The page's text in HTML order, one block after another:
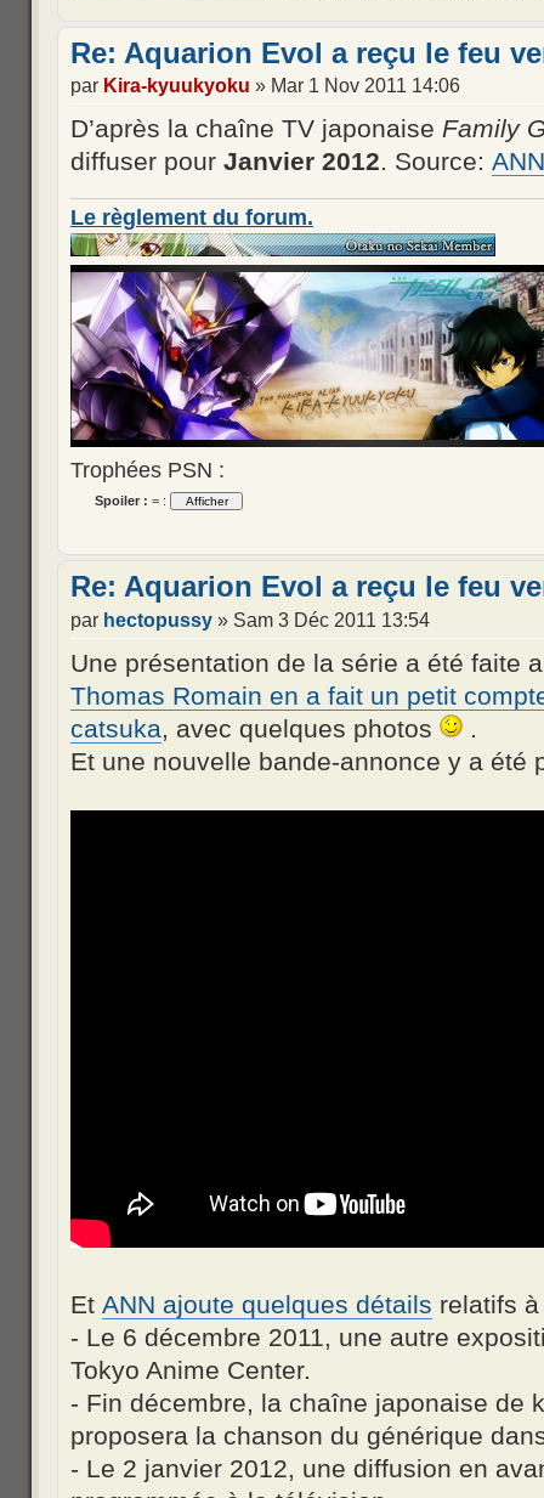
Re: Aquarion Evol a reçu le feu
par Kira-kyuukyoku » Mar 1 Nov 2011 14:06
D’après la chaîne TV japonaise Family
diffuser pour Janvier 2012. Source: ANN
Le règlement du forum.
Trophées PSN :
Spoiler : = :
Re: Aquarion Evol a reçu le feu
par hectopussy » Sam 3 Déc 2011 13:54
Une présentation de la série a été faite
Thomas Romain en a fait un petit
catsuka , avec quelques photos
Et une nouvelle bande-annonce y a été
Et ANN ajoute quelques détails relatifs
- Le 6 décembre 2011, une autre
Tokyo Anime Center.
- Fin décembre, la chaîne japonaise de
proposera la chanson du générique
- Le 2 janvier 2012, une diffusion en